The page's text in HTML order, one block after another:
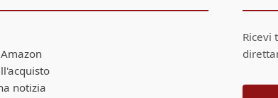
notizia
Ricevi